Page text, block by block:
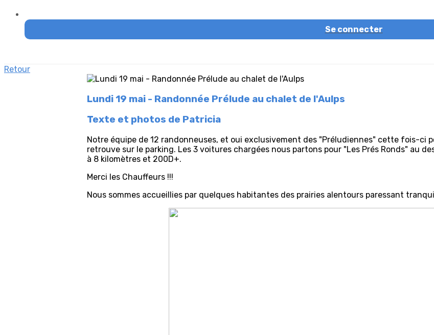
Se connecter
Retour
Lundi 19 mai - Randonnée Prélude au chalet de l'Aulps
Texte et photos de Patricia
Notre équipe de 12 randonneuses, et oui exclusivement des "Préludiennes" cette fois-ci
retrouve sur le parking. Les 3 voitures chargées nous partons pour "Les Prés Ronds" au
à 8 kilomètres et 200D+.
Merci les Chauffeurs !!!
Nous sommes accueillies par quelques habitantes des prairies alentours paressant